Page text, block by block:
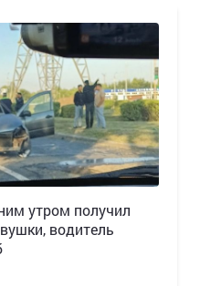
утром получил
водитель